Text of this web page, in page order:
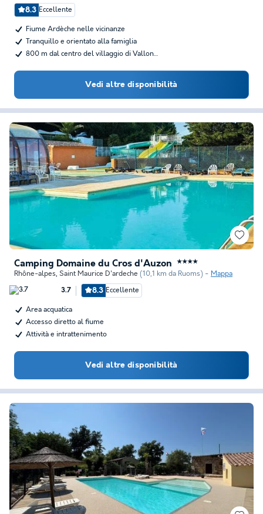
8.3 Eccellente
Fiume Ardèche nelle vicinanze
Tranquillo e orientato alla famiglia
800 m dal centro del villaggio di Vallon…
Vedi altre disponibilità
Camping Domaine du Cros d'Auzon ★★★★
Rhône-alpes, Saint Maurice D'ardeche (10,1 km da Ruoms) Mappa
3.7 8.3 Eccellente
Area acquatica
Accesso diretto al fiume
Attività e intrattenimento
Vedi altre disponibilità